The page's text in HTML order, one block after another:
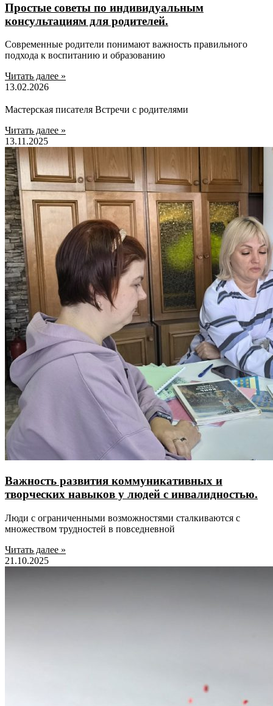
Простые советы по индивидуальным
консультациям для родителей.
Современные родители понимают важность правильного
подхода к воспитанию и образованию
Читать далее »
13.02.2026
Мастерская писателя Встречи с родителями
Читать далее »
13.11.2025
Важность развития коммуникативных и
творческих навыков у людей с инвалидностью.
Люди с ограниченными возможностями сталкиваются с
множеством трудностей в повседневной
Читать далее »
21.10.2025